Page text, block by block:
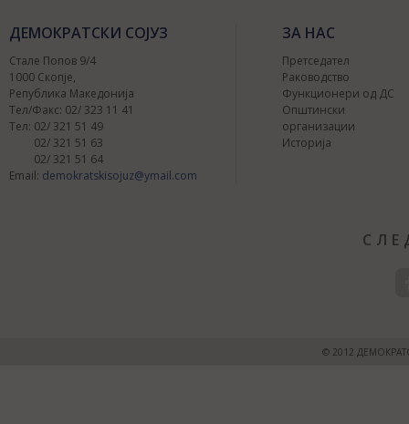
ДЕМОКРАТСКИ СОЈУЗ
Стале Попов 9/4
1000 Скопје,
Република Македонија
Тел/Факс: 02/ 323 11 41
Тел: 02/ 321 51 49
02/ 321 51 63
02/ 321 51 64
Email: demokratskisojuz@ymail.com
ЗА НАС
Претседател
Раководство
Функционери од ДС
Општински
организации
Историја
© 2012